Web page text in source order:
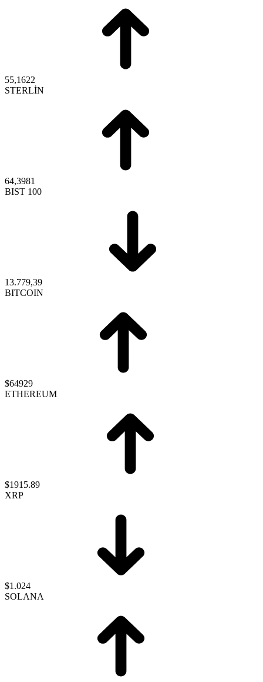
55,1622
STERLİN
64,3981
BIST 100
13.779,39
BITCOIN
$64929
ETHEREUM
$1915.89
XRP
$1.024
SOLANA